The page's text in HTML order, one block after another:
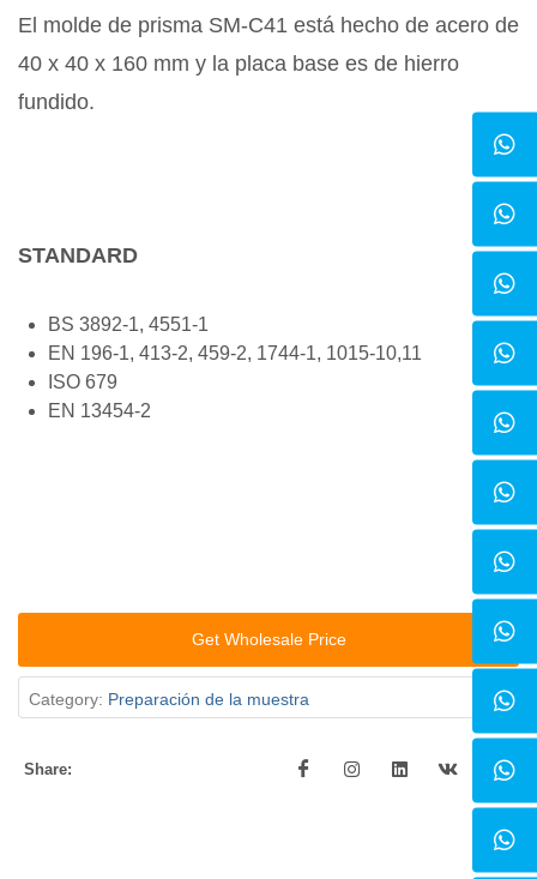
El molde de prisma SM-C41 está hecho de acero de
40 x 40 x 160 mm y la placa base es de hierro
fundido.
STANDARD
BS 3892-1, 4551-1
EN 196-1, 413-2, 459-2, 1744-1, 1015-10,11
ISO 679
EN 13454-2
Get Wholesale Price
Category: Preparación de la muestra
Share: